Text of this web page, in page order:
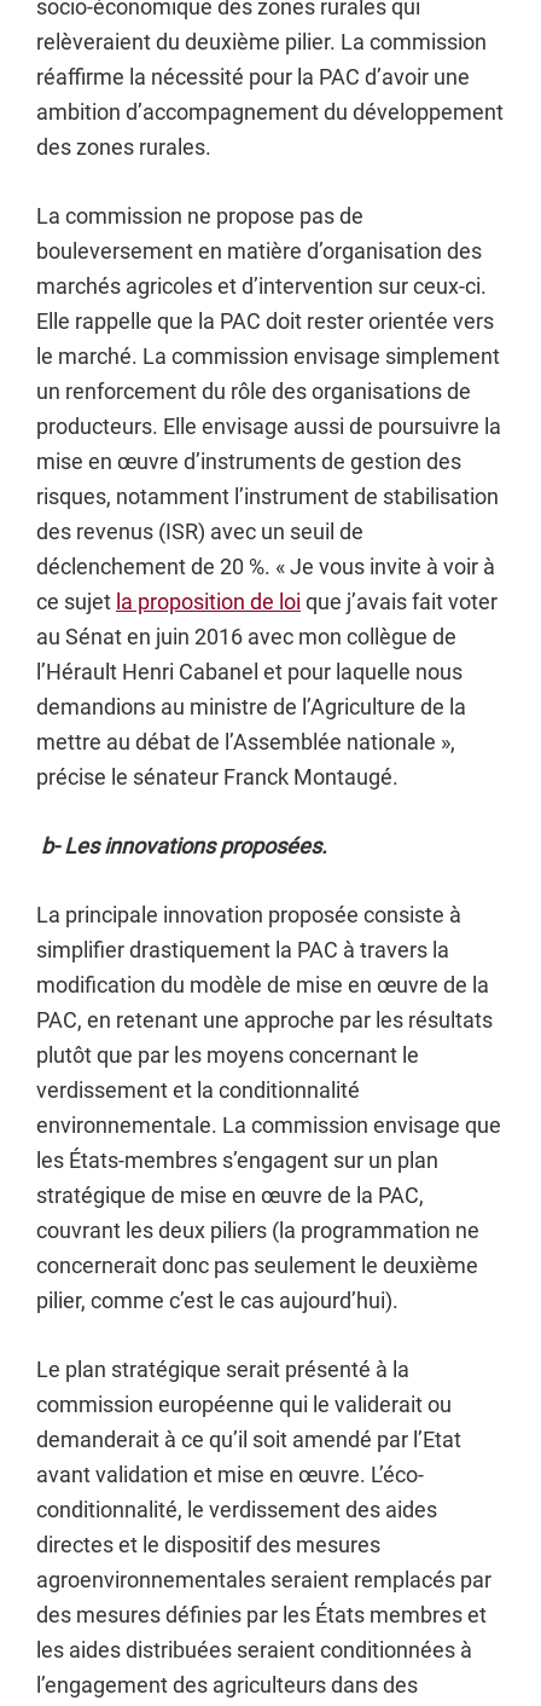
socio-économique des zones rurales qui
relèveraient du deuxième pilier. La commission
réaffirme la nécessité pour la PAC d’avoir une
ambition d’accompagnement du développement
des zones rurales.
La commission ne propose pas de
bouleversement en matière d’organisation des
marchés agricoles et d’intervention sur ceux-ci.
Elle rappelle que la PAC doit rester orientée vers
le marché. La commission envisage simplement
un renforcement du rôle des organisations de
producteurs. Elle envisage aussi de poursuivre la
mise en œuvre d’instruments de gestion des
risques, notamment l’instrument de stabilisation
des revenus (ISR) avec un seuil de
déclenchement de 20 %. « Je vous invite à voir à
ce sujet la proposition de loi que j’avais fait voter
au Sénat en juin 2016 avec mon collègue de
l’Hérault Henri Cabanel et pour laquelle nous
demandions au ministre de l’Agriculture de la
mettre au débat de l’Assemblée nationale »,
précise le sénateur Franck Montaugé.
b- Les innovations proposées.
La principale innovation proposée consiste à
simplifier drastiquement la PAC à travers la
modification du modèle de mise en œuvre de la
PAC, en retenant une approche par les résultats
plutôt que par les moyens concernant le
verdissement et la conditionnalité
environnementale. La commission envisage que
les États-membres s’engagent sur un plan
stratégique de mise en œuvre de la PAC,
couvrant les deux piliers (la programmation ne
concernerait donc pas seulement le deuxième
pilier, comme c’est le cas aujourd’hui).
Le plan stratégique serait présenté à la
commission européenne qui le validerait ou
demanderait à ce qu’il soit amendé par l’Etat
avant validation et mise en œuvre. L’éco-
conditionnalité, le verdissement des aides
directes et le dispositif des mesures
agroenvironnementales seraient remplacés par
des mesures définies par les États membres et
les aides distribuées seraient conditionnées à
l’engagement des agriculteurs dans des